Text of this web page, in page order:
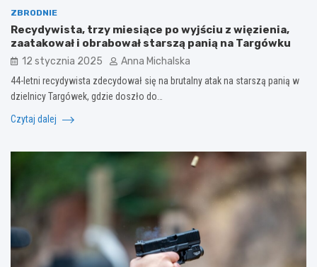
ZBRODNIE
Recydywista, trzy miesiące po wyjściu z więzienia,
zaatakował i obrabował starszą panią na Targówku
12 stycznia 2025 Anna Michalska
44-letni recydywista zdecydował się na brutalny atak na starszą panią w
dzielnicy Targówek, gdzie doszło do…
Czytaj dalej